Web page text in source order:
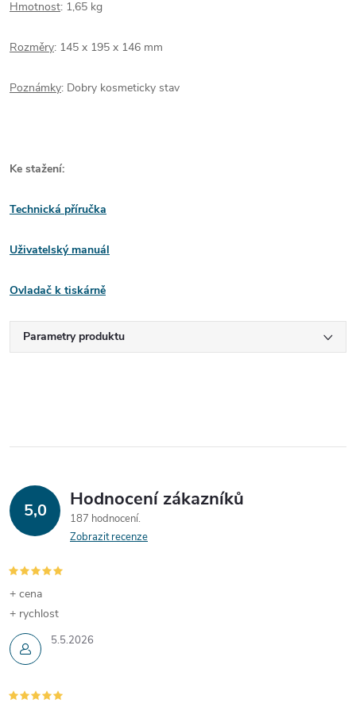
Hmotnost: 1,65 kg
Rozměry: 145 x 195 x 146 mm
Poznámky: Dobry kosmeticky stav
Ke stažení:
Technická příručka
Uživatelský manuál
Ovladač k tiskárně
Parametry produktu
5,0 Hodnocení zákazníků
187 hodnocení
Zobrazit recenze
5.5.2026
+ cena
+ rychlost